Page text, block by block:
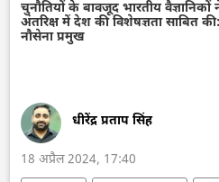
Make in India
DRDO
मिसाइल विध्वंसक
चुनौतियों के बावजूद भारतीय वैज्ञानिकों
अंतरिक्ष में देश की विशेषज्ञता साबित की:
नौसेना प्रमुख
धीरेंद्र प्रताप सिंह
18 अप्रैल 2024, 17:40